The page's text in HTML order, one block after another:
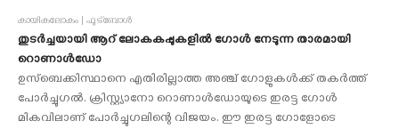
കായികലോകം | ഫുട്ബോൾ
തുടര്‍ച്ചയായി ആറ് ലോകകപ്പുകളില്‍ ഗോള്‍ നേടുന്ന താരമായി
റൊണാള്‍ഡോ
ഉസ്‌ബെക്കിസ്ഥാനെ എതിരില്ലാത്ത അഞ്ച് ഗോളുകള്‍ക്ക് തകര്‍ത്ത്
പോര്‍ച്ചുഗല്‍. ക്രിസ്റ്റ്യാനോ റൊണാള്‍ഡോയുടെ ഇരട്ട ഗോള്‍
മികവിലാണ് പോര്‍ച്ചുഗലിന്റെ വിജയം. ഈ ഇരട്ട ഗോളോടെ